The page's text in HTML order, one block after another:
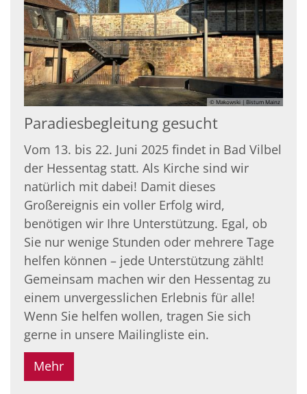
© Makowski | Bistum Mainz
Paradiesbegleitung gesucht
Vom 13. bis 22. Juni 2025 findet in Bad Vilbel
der Hessentag statt. Als Kirche sind wir
natürlich mit dabei! Damit dieses
Großereignis ein voller Erfolg wird,
benötigen wir Ihre Unterstützung. Egal, ob
Sie nur wenige Stunden oder mehrere Tage
helfen können – jede Unterstützung zählt!
Gemeinsam machen wir den Hessentag zu
einem unvergesslichen Erlebnis für alle!
Wenn Sie helfen wollen, tragen Sie sich
gerne in unsere Mailingliste ein.
Mehr